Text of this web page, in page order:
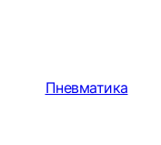
Пневматика